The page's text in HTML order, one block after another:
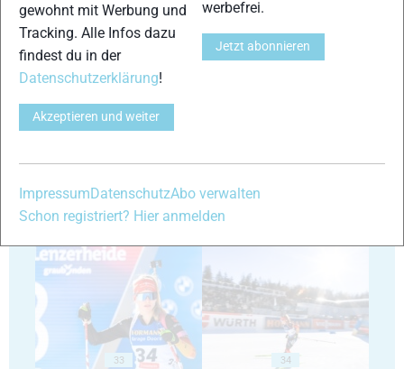
33 34
gewohnt mit Werbung und
Tracking. Alle Infos dazu
findest du in der
Datenschutzerklärung!
Akzeptieren und weiter
werbefrei.
Jetzt abonnieren
Impressum DatenschutzAbo verwalten
Schon registriert? Hier anmelden